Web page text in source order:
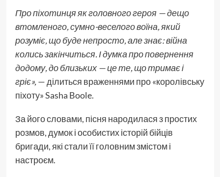
Про піхотинця як головного героя — дещо
втомленого, сумно-веселого воїна, який
розуміє, що буде непросто, але знає: війна
колись закінчиться. І думка про повернення
додому, до близьких — це те, що тримає і
гріє»,— ділиться враженнями про «королівську
піхоту» Sasha Boole.
За його словами, пісня народилася з простих
розмов, думок і особистих історій бійців
бригади, які стали її головним змістом і
настроєм.